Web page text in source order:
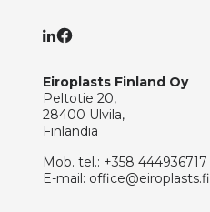
Eiroplasts Finland Oy
Peltotie 20,
28400 Ulvila,
Finlandia
Mob. tel.: +358 444936717
E-mail: office@eiroplasts.fi